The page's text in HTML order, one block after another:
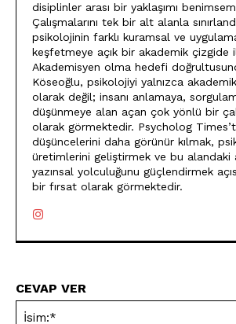
disiplinler arası bir yaklaşımı
Çalışmalarını tek bir alt alanla
psikolojinin farklı kuramsal ve
keşfetmeye açık bir akademik çizgide
Akademisyen olma hedefi
Köseoğlu, psikolojiyi yalnızca
olarak değil; insanı anlamaya,
düşünmeye alan açan çok yönlü bir
olarak görmektedir. Psycholog
düşüncelerini daha görünür kılmak,
üretimlerini geliştirmek ve bu alandaki
yazınsal yolculuğunu güçlendirmek
bir fırsat olarak görmektedir.
CEVAP VER